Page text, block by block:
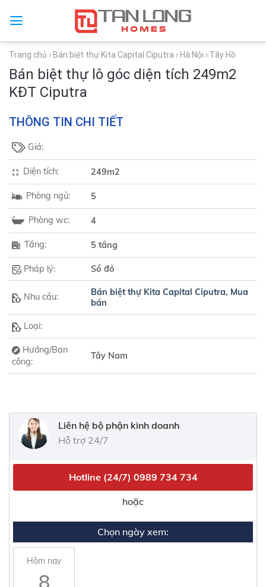
Trang chủ › Bán biệt thự Kita Capital Ciputra › Hà Nội › Tây Hồ
Bán biệt thự lô góc diện tích 249m2
KĐT Ciputra
THÔNG TIN CHI TIẾT
Giá:
Diện tích: 249m2
Phòng ngủ: 5
Phòng wc: 4
Tầng: 5 tầng
Pháp lý: Sổ đỏ
Nhu cầu: Bán biệt thự Kita Capital Ciputra, Mua
bán
Loại:
Hướng/Ban
công:
Tây Nam
Liên hệ bộ phận kinh doanh
Hỗ trợ 24/7
Hotline (24/7) 0989 734 734
hoặc
Chọn ngày xem:
Hôm nay
8